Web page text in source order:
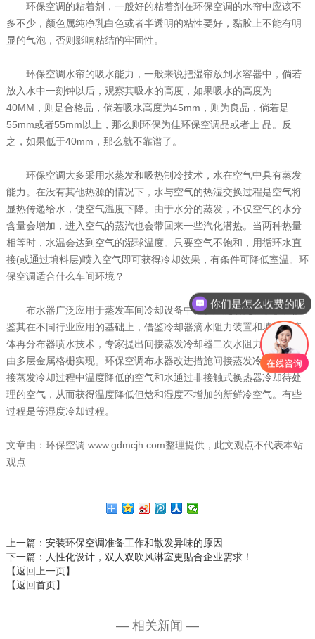
环保空调的粘着剂，一般好的粘着剂在环保空调的水帘中应该不
多不少，颜色属纯净乳白色或者半透明的粘性要好，黏胶上不能有明
显的气泡，否则影响粘结的牢固性。
环保空调水帘的吸水能力，一般来说把湿帘放到水容器中，倘若
放入水中一刻钟以后，观察其吸水的高度，如果吸水的高度为
40MM，则是合格品，倘若吸水高度为45mm，则为良品，倘若是
55mm或者55mm以上，那么则环保为佳环保空调品或者上 品。反
之，如果低于40mm，那么就不靠谱了。
环保空调大多采用水蒸发和吸热制冷技术，水在空气中具有蒸发
能力。在没有其他热源的情况下，水与空气的热湿交换过程是空气将
显热传递给水，使空气温度下降。由于水分的蒸发，不仅空气的水分
含量会增加，进入空气的蒸汽也会带回来一些汽化潜热。当两种热量
相等时，水温会达到空气的湿球温度。只要空气不饱和，用循环水直
接(或通过填料层)喷入空气即可获得冷却效果，有条件可降低室温。环
保空调适合什么车间环境？
布水器广泛应用于蒸发车间冷却设备中。在广泛研究、吸收和借
鉴其在不同行业应用的基础上，借鉴冷却器滴水阻力装置和填料塔液
体再分布器喷水技术，专家提出间接蒸发冷却器二次水阻力的概念，
由多层金属格栅实现。环保空调布水器改进措施间接蒸发冷却是指直
接蒸发冷却过程中温度降低的空气和水通过非接触式换热器冷却待处
理的空气，从而获得温度降低但焓和湿度不增加的新鲜冷空气。有些
过程是等湿度冷却过程。
文章由：环保空调 www.gdmcjh.com整理提供，此文观点不代表本站
观点
上一篇：安装环保空调准备工作和散发异味的原因
下一篇：人性化设计，双人双吹风淋室更贴合企业需求！
【返回上一页】
【返回首页】
— 相关新闻 —
你们是怎么收费的呢